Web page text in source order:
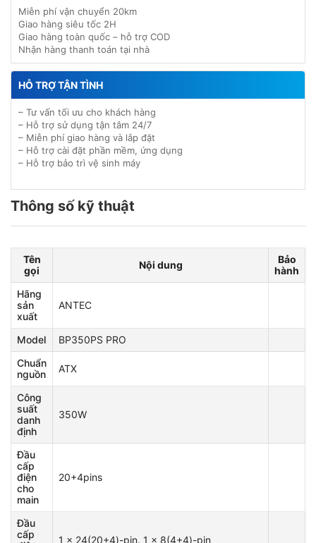
Miễn phí vận chuyển 20km
Giao hàng siêu tốc 2H
Giao hàng toàn quốc – hỗ trợ COD
Nhận hàng thanh toán tại nhà
HỖ TRỢ TẬN TÌNH
– Tư vấn tối ưu cho khách hàng
– Hỗ trợ sử dụng tận tâm 24/7
– Miễn phí giao hàng và lắp đặt
– Hỗ trợ cài đặt phần mềm, ứng dụng
– Hỗ trợ bảo trì vệ sinh máy
Thông số kỹ thuật
Tên
gọi
Nội dung
Bảo
hành
Hãng
sản
xuất
ANTEC
Model
BP350PS PRO
Chuẩn
nguồn
ATX
Công
suất
danh
định
350W
Đầu
cấp
điện
cho
main
20+4pins
Đầu
cấp
1 x 24(20+4)-pin. 1 x 8(4+4)-pin